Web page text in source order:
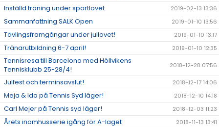
Inställd träning under sportlovet 2019-02-13 13:36
Sammanfattning SALK Open 2019-01-10 13:56
Tävlingsframgångar under jullovet! 2019-01-10 13:17
Tränarutbildning 6-7 april! 2019-01-10 12:35
Tennisresa till Barcelona med Höllvikens
Tennisklubb 25-28/4!
2018-12-28 07:56
Julfest och terminsavslut! 2018-12-17 14:06
Meja & Ida på Tennis Syd läger! 2018-12-10 14:18
Carl Mejer på Tennis syd läger! 2018-12-03 11:23
Årets inomhusserie igång för A-laget 2018-11-13 13:41